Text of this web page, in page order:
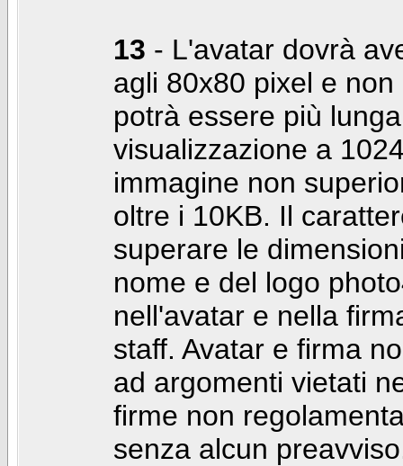
13 - L'avatar dovrà
agli 80x80 pixel e
potrà essere più
visualizzazione a
immagine non
oltre i 10KB. Il
superare le
nome e del logo
nell'avatar e nella
staff. Avatar e firma
ad argomenti vietati
firme non
senza alcun